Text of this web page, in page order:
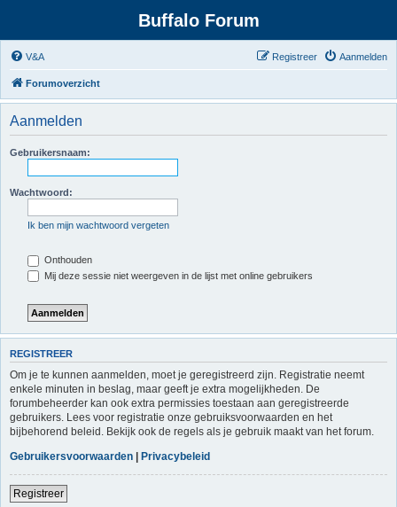
Buffalo Forum
V&A Aanmelden
Registreer
Forumoverzicht
Aanmelden
Gebruikersnaam:
Wachtwoord:
Ik ben mijn wachtwoord vergeten
Onthouden
Mij deze sessie niet weergeven in de lijst met online gebruikers
REGISTREER
Om je te kunnen aanmelden, moet je geregistreerd zijn. Registratie neemt
enkele minuten in beslag, maar geeft je extra mogelijkheden. De
forumbeheerder kan ook extra permissies toestaan aan geregistreerde
gebruikers. Lees voor registratie onze gebruiksvoorwaarden en het
bijbehorend beleid. Bekijk ook de regels als je gebruik maakt van het forum.
Gebruikersvoorwaarden | Privacybeleid
Registreer